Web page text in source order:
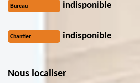
Bureau indisponible
Chantier indisponible
Nous localiser